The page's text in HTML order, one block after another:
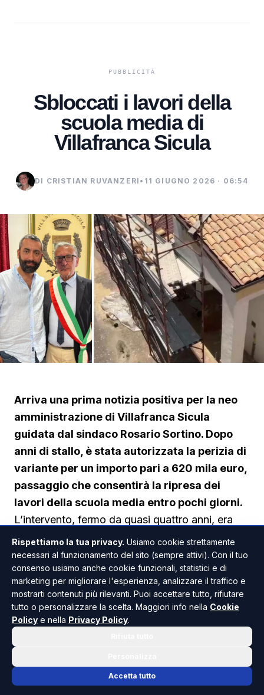
Sbloccati i lavori della
scuola media di
Villafranca Sicula
DI CRISTIAN RUVANZERI • 11 GIUGNO 2026 · 06:54
Arriva una prima notizia positiva per la neo
amministrazione di Villafranca Sicula
guidata dal sindaco Rosario Sortino. Dopo
anni di stallo, è stata autorizzata la perizia di
variante per un importo pari a 620 mila euro,
passaggio che consentirà la ripresa dei
lavori della scuola media entro pochi giorni.
L’intervento, fermo da quasi quattro anni, era
stato indicato dal sindaco come una delle
priorità del programma amministrativo. Nei primi
giorni successivi all’insediamento,
l’amministrazione ha avviato un’interlocuzione
con l’assessorato regionale competente a
Palermo, ottenendo lo sblocco della procedura.
Palermo per parlare di questa causa”, ha detto il
Rispettiamo la tua privacy. Usiamo cookie strettamente
necessari al funzionamento del sito (sempre attivi). Con il tuo
consenso usiamo anche cookie funzionali, statistici e di
marketing per migliorare l'esperienza, analizzare il traffico e
mostrarti contenuti più rilevanti. Puoi accettare tutto, rifiutare
tutto o personalizzare la scelta. Maggiori info nella Cookie
Policy e nella Privacy Policy.
Accetta tutto